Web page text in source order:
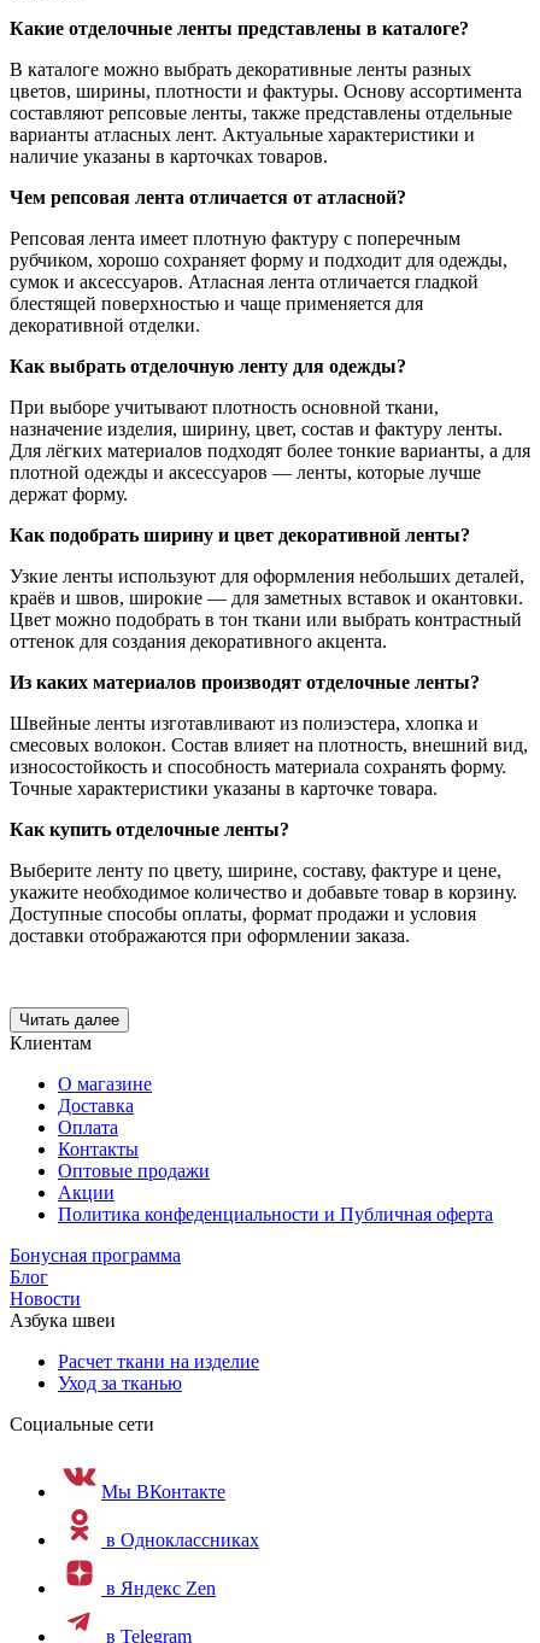
Какие отделочные ленты представлены в каталоге?
В каталоге можно выбрать декоративные ленты разных
цветов, ширины, плотности и фактуры. Основу ассортимента
составляют репсовые ленты, также представлены отдельные
варианты атласных лент. Актуальные характеристики и
наличие указаны в карточках товаров.
Чем репсовая лента отличается от атласной?
Репсовая лента имеет плотную фактуру с поперечным
рубчиком, хорошо сохраняет форму и подходит для одежды,
сумок и аксессуаров. Атласная лента отличается гладкой
блестящей поверхностью и чаще применяется для
декоративной отделки.
Как выбрать отделочную ленту для одежды?
При выборе учитывают плотность основной ткани,
назначение изделия, ширину, цвет, состав и фактуру ленты.
Для лёгких материалов подходят более тонкие варианты, а для
плотной одежды и аксессуаров — ленты, которые лучше
держат форму.
Как подобрать ширину и цвет декоративной ленты?
Узкие ленты используют для оформления небольших деталей,
краёв и швов, широкие — для заметных вставок и окантовки.
Цвет можно подобрать в тон ткани или выбрать контрастный
оттенок для создания декоративного акцента.
Из каких материалов производят отделочные ленты?
Швейные ленты изготавливают из полиэстера, хлопка и
смесовых волокон. Состав влияет на плотность, внешний вид,
износостойкость и способность материала сохранять форму.
Точные характеристики указаны в карточке товара.
Как купить отделочные ленты?
Выберите ленту по цвету, ширине, составу, фактуре и цене,
укажите необходимое количество и добавьте товар в корзину.
Доступные способы оплаты, формат продажи и условия
доставки отображаются при оформлении заказа.
Читать далее
Клиентам
О магазине
Доставка
Оплата
Контакты
Оптовые продажи
Акции
Политика конфеденциальности и Публичная оферта
Бонусная программа
Блог
Новости
Азбука швеи
Расчет ткани на изделие
Уход за тканью
Социальные сети
Мы ВКонтакте
в Одноклассниках
в Яндекс Zen
в Telegram